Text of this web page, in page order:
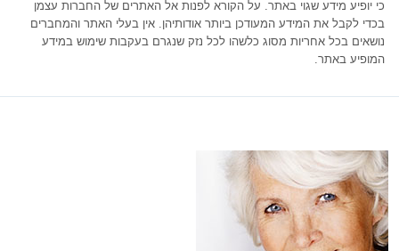
כי יופיע מידע שגוי באתר. על הקורא לפנות אל האתרים של החברות עצמן
בכדי לקבל את המידע המעודכן ביותר אודותיהן. אין בעלי האתר והמחברים
נושאים בכל אחריות מסוג כלשהו לכל נזק שנגרם בעקבות שימוש במידע
המופיע באתר.